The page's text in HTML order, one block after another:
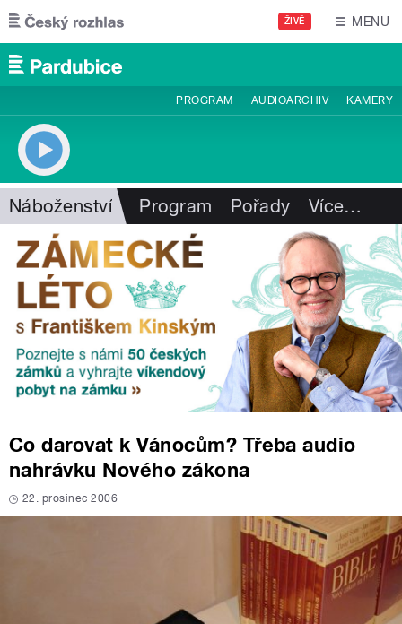
Přejít k hlavnímu obsahu
ŽIVĚ MENU
PROGRAM AUDIOARCHIV KAMERY
Náboženství Program Pořady Více…
Co darovat k Vánocům? Třeba audio
nahrávku Nového zákona
22. prosinec 2006